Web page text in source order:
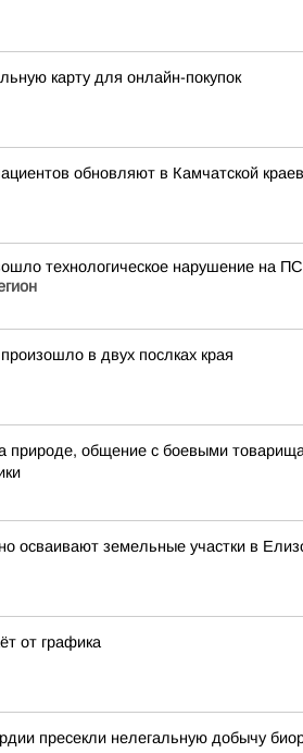
карту для онлайн-покупок
обновляют в Камчатской
технологическое нарушение на
в двух послках края
общение с боевыми
осваивают земельные участки в
от графика
пресекли нелегальную добычу